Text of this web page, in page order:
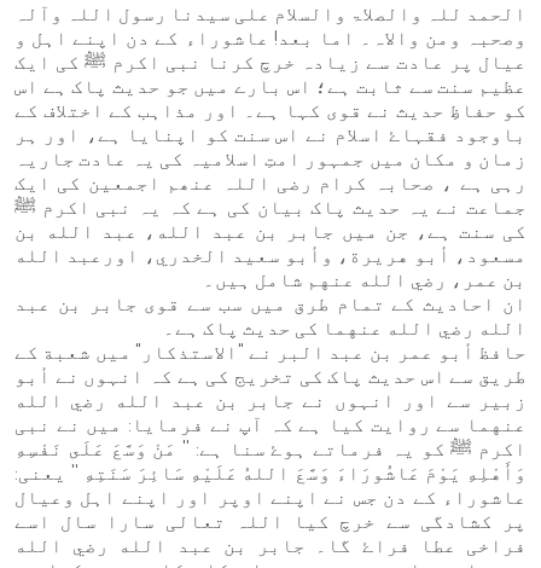
الحمد للہ والصلاۃ والسلام علی سیدنا رسول اللہ وآلہ
وصحبہ ومن والاہ۔ اما بعد! عاشوراء کے دن اپنے اہل و
عیال پر عادت سے زیادہ خرچ کرنا نبی اکرم ﷺ کی ایک
عظیم سنت سے ثابت ہے؛ اس بارے میں جو حدیث پاک ہے اس
کو حفاظِ حدیث نے قوی کہا ہے۔ اور مذاہب کے اختلاف کے
باوجود فقہاۓ اسلام نے اس سنت کو اپنایا ہے، اور ہر
زمان و مکان میں جمہور امتِ اسلامیہ کی یہ عادت جاریہ
رہی ہے ، صحابہ کرام رضی اللہ عنھم اجمعین کی ایک
جماعت نے یہ حدیث پاک بیان کی ہے کہ یہ نبی اکرم ﷺ
کی سنت ہے، جن میں جابر بن عبد الله، عبد الله بن
مسعود، أبو هريرة، وأبو سعيد الخدري، اورعبد الله
بن عمر، رضي الله عنهم شامل ہیں۔
ان احادیث کے تمام طرق میں سب سے قوی جابر بن عبد
الله رضي الله عنهما کی حدیث پاک ہے۔
حافظ أبو عمر بن عبد البر نے "الاستذكار" میں شعبة کے
طریق سے اس حدیث پاک کی تخریج کی ہے کہ انہوں نے أبو
زبير سے اور انہوں نے جابر بن عبد الله رضي الله
عنهما سے روایت کیا ہے کہ آپ نے فرمایا: میں نے نبی
اکرم ﷺ کو یہ فرماتے ہوۓ سنا ہے: '' مَنْ وَسَّعَ عَلَى نَفْسِهِ
وَأَهْلِهِ يَوْمَ عَاشُورَاءَ وَسَّعَ اللهُ عَلَيْهِ سَائِرَ سَنَتِهِ '' یعنی:
عاشوراء کے دن جس نے اپنے اوپر اور اپنے اہل وعیال
پر کشادگی سے خرچ کیا اللہ تعالی سارا سال اسے
فراخی عطا فراۓ گا۔ جابر بن عبد الله رضي الله